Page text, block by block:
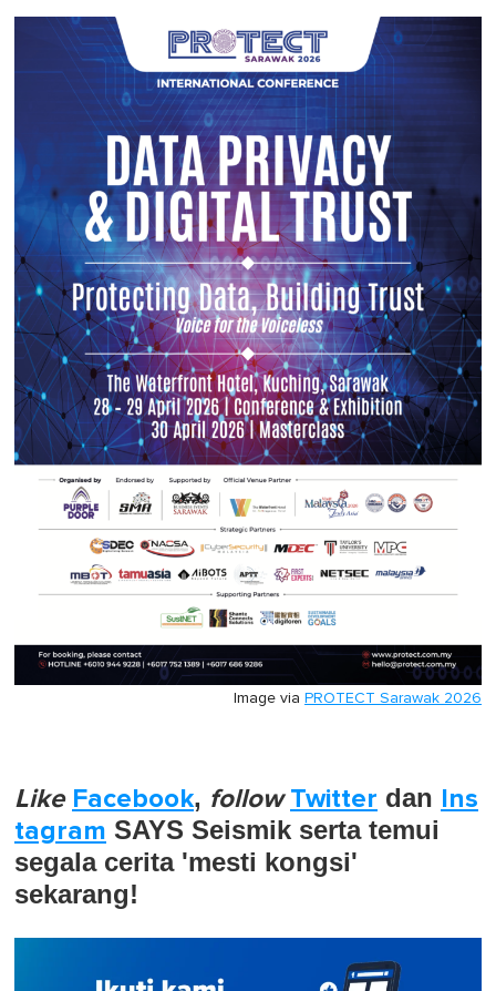
Image via PROTECT Sarawak 2026
Like Facebook, follow Twitter dan Ins
tagram SAYS Seismik serta temui
segala cerita 'mesti kongsi'
sekarang!